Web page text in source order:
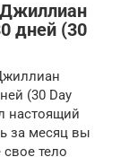
дней (30
(30 Day
настоящий
за месяц вы
тело